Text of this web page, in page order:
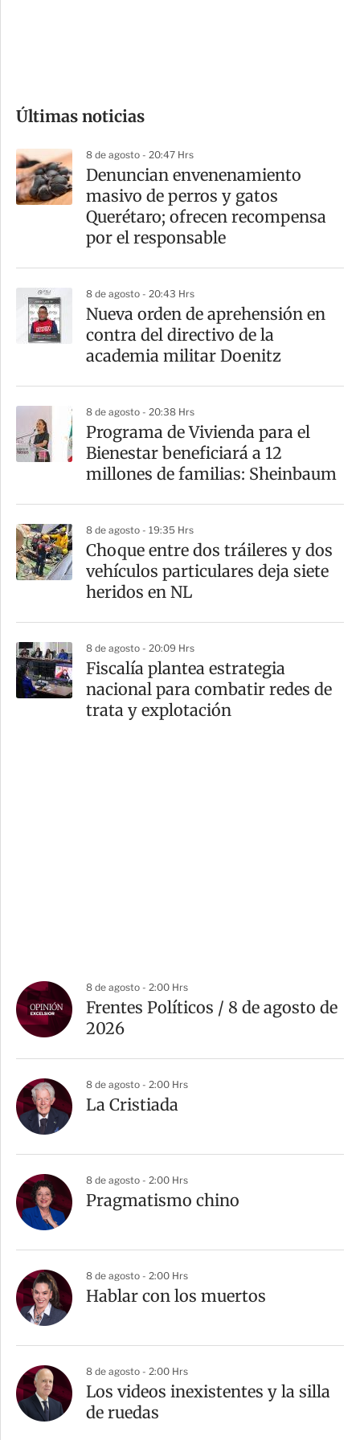
m
a
r
t
Últimas noticias
8 de agosto - 20:47 Hrs
Denuncian envenenamiento
masivo de perros y gatos
Querétaro; ofrecen recompensa
por el responsable
8 de agosto - 20:43 Hrs
Nueva orden de aprehensión en
contra del directivo de la
academia militar Doenitz
8 de agosto - 20:38 Hrs
Programa de Vivienda para el
Bienestar beneficiará a 12
millones de familias: Sheinbaum
8 de agosto - 19:35 Hrs
Choque entre dos tráileres y dos
vehículos particulares deja siete
heridos en NL
8 de agosto - 20:09 Hrs
Fiscalía plantea estrategia
nacional para combatir redes de
trata y explotación
8 de agosto - 2:00 Hrs
Frentes Políticos / 8 de agosto de
2026
8 de agosto - 2:00 Hrs
La Cristiada
8 de agosto - 2:00 Hrs
Pragmatismo chino
8 de agosto - 2:00 Hrs
Hablar con los muertos
8 de agosto - 2:00 Hrs
Los videos inexistentes y la silla
de ruedas